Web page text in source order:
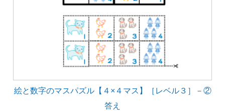
絵と数字のマスパズル【４×４マス】［レベル３］－②
答え